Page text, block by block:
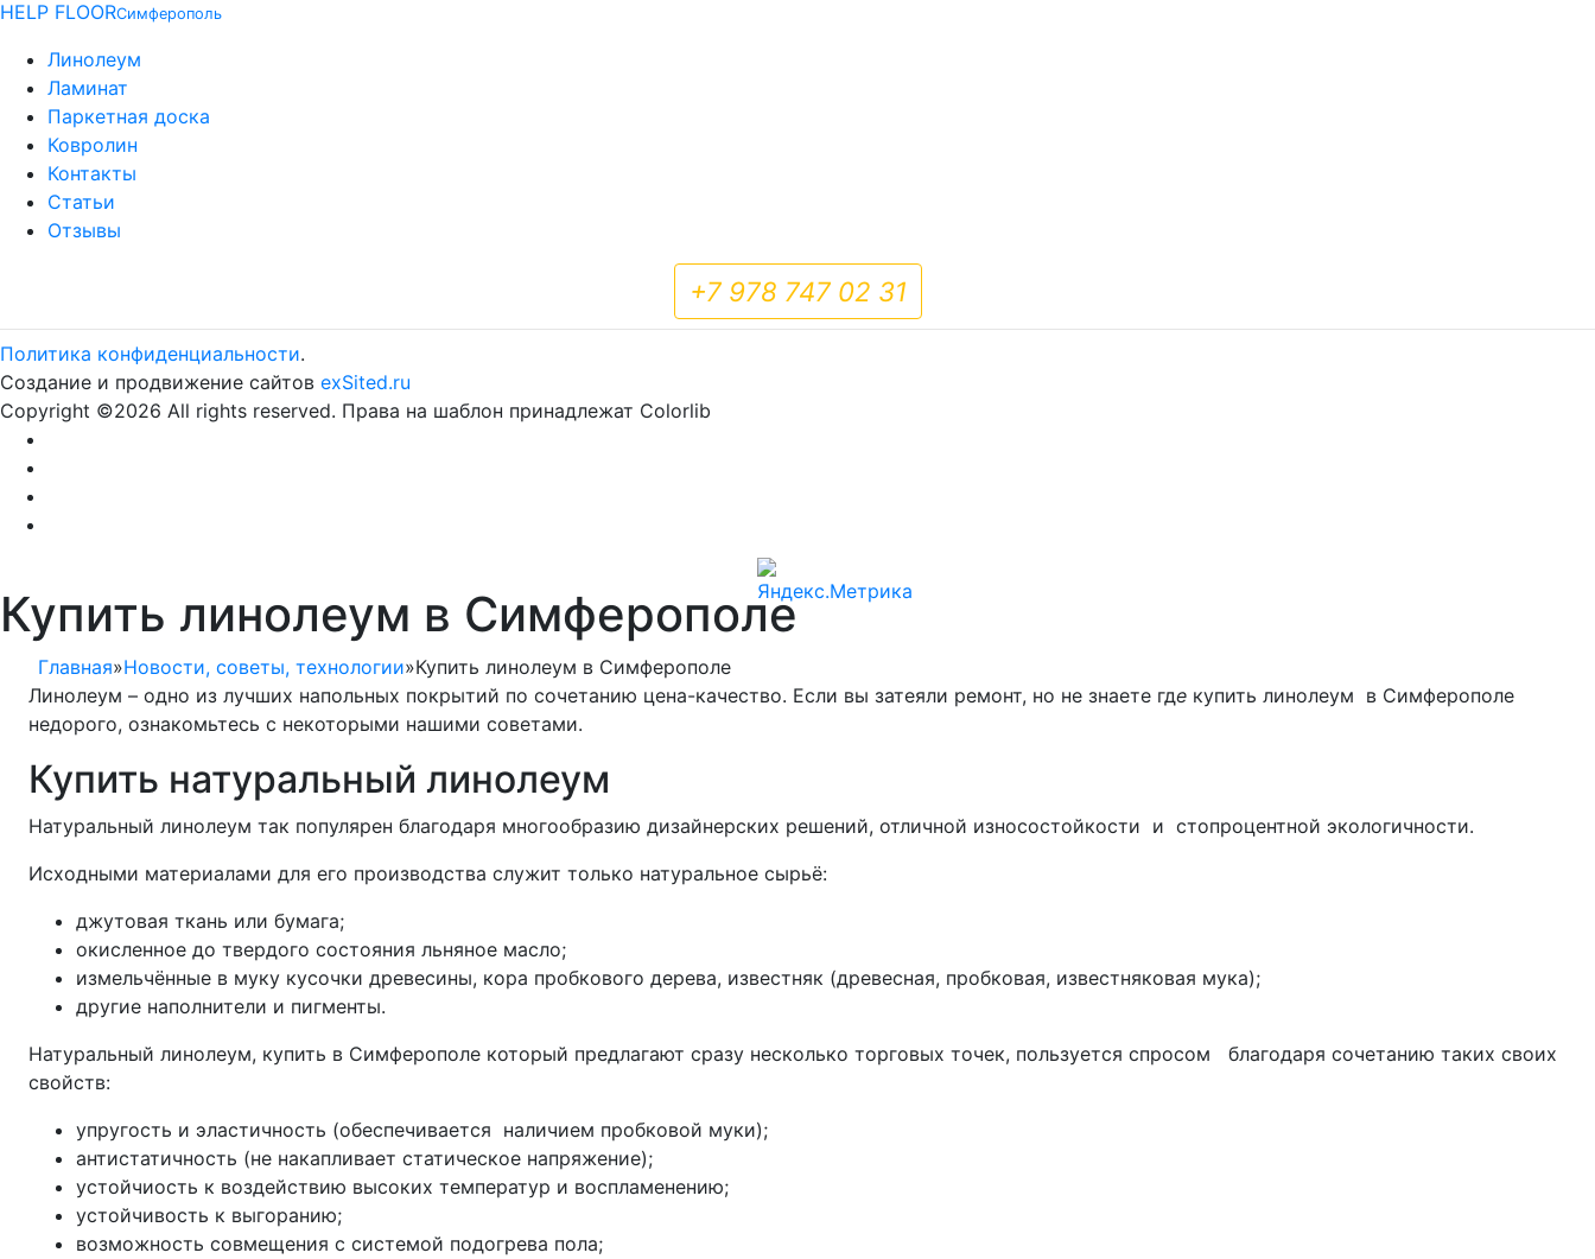
HELP FLOORСимферополь
Линолеум
Ламинат
Паркетная доска
Ковролин
Контакты
Статьи
Отзывы
+7 978 747 02 31
Политика конфиденциальности.
Создание и продвижение сайтов exSited.ru
Copyright ©2026 All rights reserved. Права на шаблон принадлежат Colorlib
Купить линолеум в Симферополе
Главная»Новости, советы, технологии»Купить линолеум в Симферополе
Линолеум – одно из лучших напольных покрытий по сочетанию цена-качество. Если вы затеяли ремонт, но не знаете где купить линолеум в Симферополе
недорого, ознакомьтесь с некоторыми нашими советами.
Купить натуральный линолеум
Натуральный линолеум так популярен благодаря многообразию дизайнерских решений, отличной износостойкости и стопроцентной экологичности.
Исходными материалами для его производства служит только натуральное сырьё:
джутовая ткань или бумага;
окисленное до твердого состояния льняное масло;
измельчённые в муку кусочки древесины, кора пробкового дерева, известняк (древесная, пробковая, известняковая мука);
другие наполнители и пигменты.
Натуральный линолеум, купить в Симферополе который предлагают сразу несколько торговых точек, пользуется спросом благодаря сочетанию таких своих
свойств:
упругость и эластичность (обеспечивается наличием пробковой муки);
антистатичность (не накапливает статическое напряжение);
устойчиость к воздействию высоких температур и воспламенению;
устойчивость к выгоранию;
возможность совмещения с системой подогрева пола;